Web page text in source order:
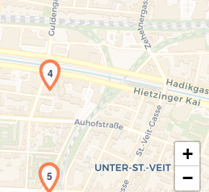
Laden der Karte...
4
5
+
−